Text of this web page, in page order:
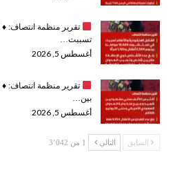
تقرير منظمة انتصاف: ♦️
تسببت…
أغسطس 5, 2026
تقرير منظمة انتصاف: ♦️
بين…
أغسطس 5, 2026
السابق التالي 1 من 3٬042